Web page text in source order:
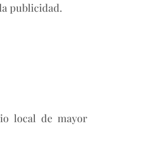
publicidad.
local de mayor